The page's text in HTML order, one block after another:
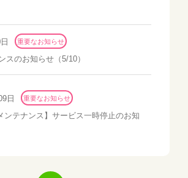
重要なお知らせ
スのお知らせ（5/10）
日 重要なお知らせ
ンテナンス】サービス一時停止のお知